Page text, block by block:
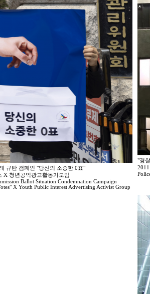
규탄 캠페인 "당신의 소중한 0표"
X 청년공익광고활동가모임
Ballot Situation Condemnation Campaign
X Youth Public Interest Advertising Activist Group
"경